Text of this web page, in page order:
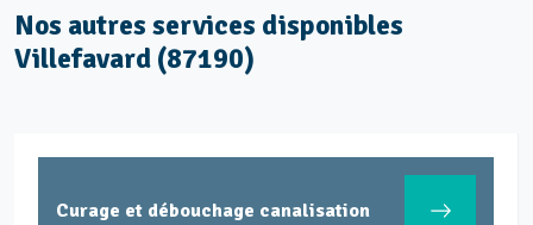
Nos autres services disponibles
Villefavard (87190)
Curage et débouchage canalisation